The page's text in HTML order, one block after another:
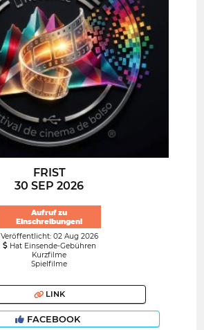
FRIST
30 SEP 2026
Aufruf zu
Einschreibungen!
Veröffentlicht: 02 Aug 2026
Hat Einsende-Gebühren
Kurzfilme
Spielfilme
LINK
FACEBOOK